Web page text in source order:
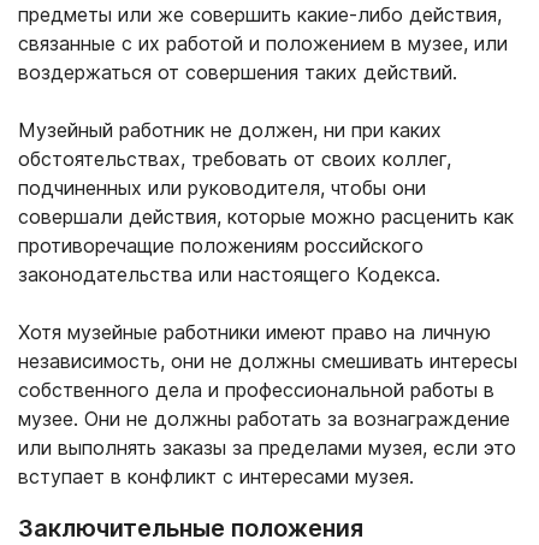
предметы или же совершить какие-либо действия,
связанные с их работой и положением в музее, или
воздержаться от совершения таких действий.
Музейный работник не должен, ни при каких
обстоятельствах, требовать от своих коллег,
подчиненных или руководителя, чтобы они
совершали действия, которые можно расценить как
противоречащие положениям российского
законодательства или настоящего Кодекса.
Хотя музейные работники имеют право на личную
независимость, они не должны смешивать интересы
собственного дела и профессиональной работы в
музее. Они не должны работать за вознаграждение
или выполнять заказы за пределами музея, если это
вступает в конфликт с интересами музея.
Заключительные положения